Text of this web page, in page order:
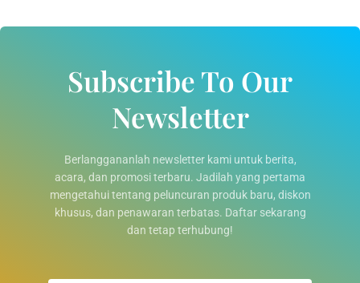
Subscribe To Our
Newsletter
Berlanggananlah newsletter kami untuk berita,
acara, dan promosi terbaru. Jadilah yang pertama
mengetahui tentang peluncuran produk baru, diskon
khusus, dan penawaran terbatas. Daftar sekarang
dan tetap terhubung!